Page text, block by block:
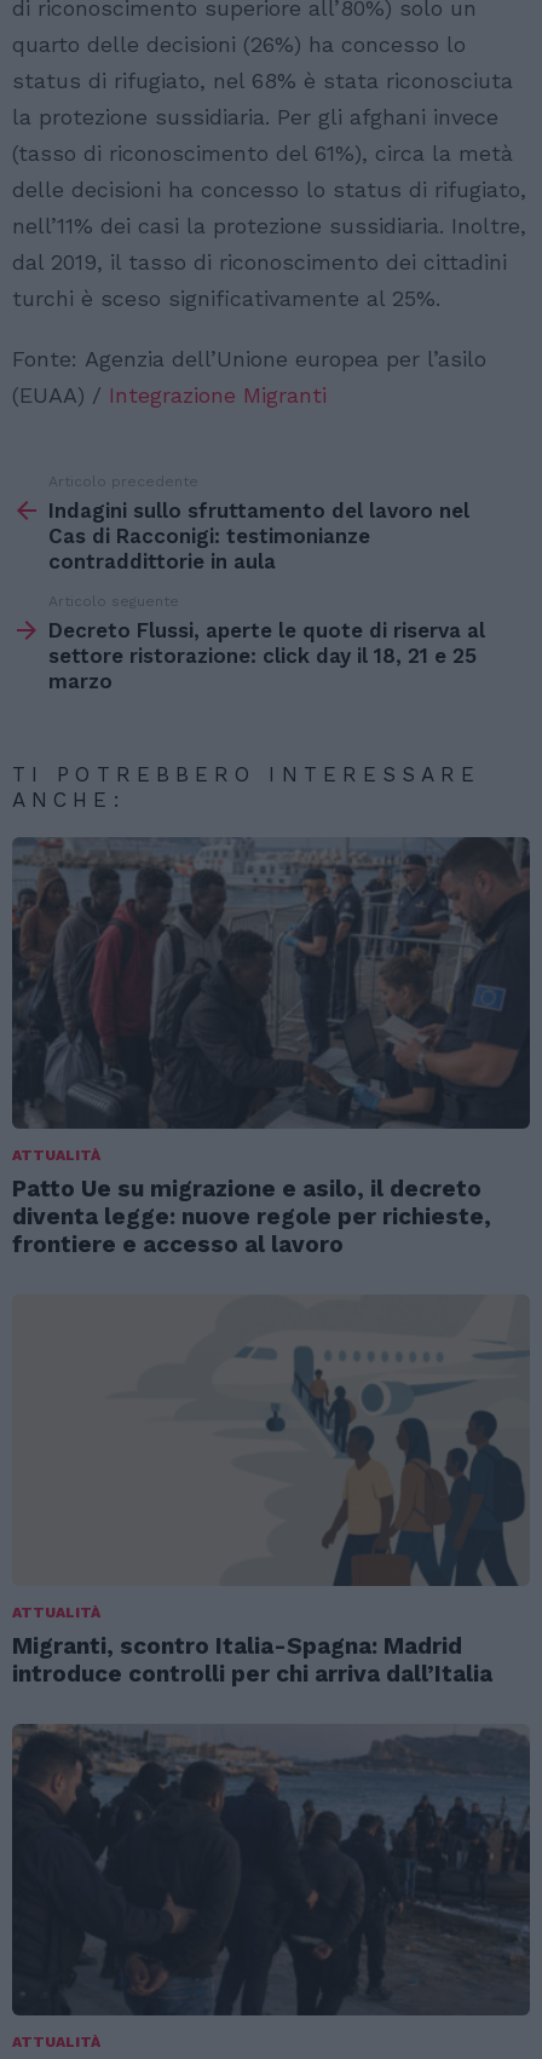
di riconoscimento superiore all’80%) solo un
quarto delle decisioni (26%) ha concesso lo
status di rifugiato, nel 68% è stata riconosciuta
la protezione sussidiaria. Per gli afghani invece
(tasso di riconoscimento del 61%), circa la metà
delle decisioni ha concesso lo status di rifugiato,
nell’11% dei casi la protezione sussidiaria. Inoltre,
dal 2019, il tasso di riconoscimento dei cittadini
turchi è sceso significativamente al 25%.
Fonte: Agenzia dell’Unione europea per l’asilo
(EUAA) / Integrazione Migranti
di
Articolo precedente
Indagini sullo sfruttamento del lavoro nel
Cas di Racconigi: testimonianze
contraddittorie in aula
Articolo seguente
Decreto Flussi, aperte le quote di riserva al
settore ristorazione: click day il 18, 21 e 25
marzo
TI POTREBBERO INTERESSARE
ANCHE:
ATTUALITÀ
Patto Ue su migrazione e asilo, il decreto
diventa legge: nuove regole per richieste,
frontiere e accesso al lavoro
ATTUALITÀ
Migranti, scontro Italia-Spagna: Madrid
introduce controlli per chi arriva dall’Italia
ATTUALITÀ